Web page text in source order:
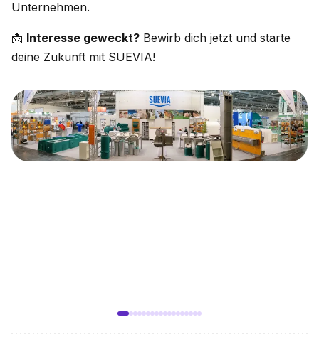
Unternehmen.
📩 Interesse geweckt? Bewirb dich jetzt und starte
deine Zukunft mit SUEVIA!